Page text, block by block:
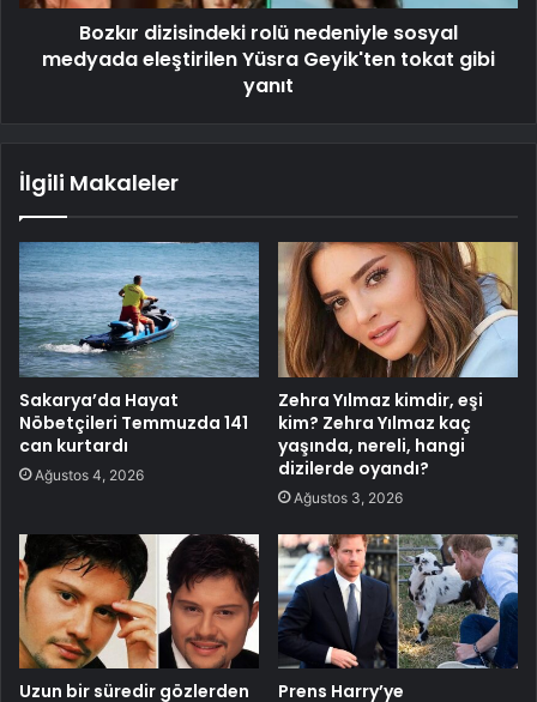
Bozkır dizisindeki rolü nedeniyle sosyal
medyada eleştirilen Yüsra Geyik'ten tokat gibi
yanıt
İlgili Makaleler
Sakarya’da Hayat
Nöbetçileri Temmuzda 141
can kurtardı
Ağustos 4, 2026
Zehra Yılmaz kimdir, eşi
kim? Zehra Yılmaz kaç
yaşında, nereli, hangi
dizilerde oyandı?
Ağustos 3, 2026
Uzun bir süredir gözlerden Prens Harry’ye